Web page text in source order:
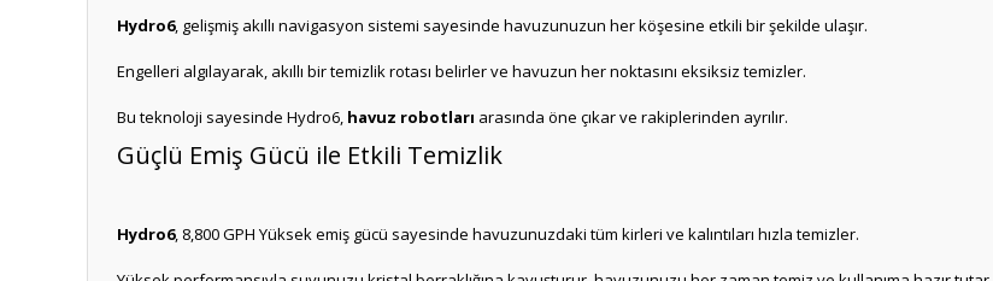
Hydro6, gelişmiş akıllı navigasyon sistemi sayesinde havuzunuzun her köşesine etkili bir şekilde ulaşır.
Engelleri algılayarak, akıllı bir temizlik rotası belirler ve havuzun her noktasını eksiksiz temizler.
Bu teknoloji sayesinde Hydro6, havuz robotları arasında öne çıkar ve rakiplerinden ayrılır.
Güçlü Emiş Gücü ile Etkili Temizlik
Hydro6, 8,800 GPH Yüksek emiş gücü sayesinde havuzunuzdaki tüm kirleri ve kalıntıları hızla temizler.